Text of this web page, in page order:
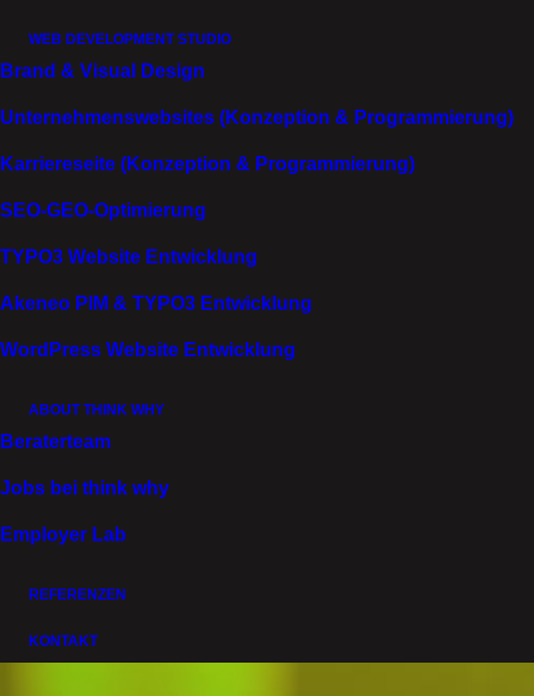
WEB DEVELOPMENT STUDIO
Brand & Visual Design
Unternehmenswebsites (Konzeption & Programmierung)
Karriereseite (Konzeption & Programmierung)
SEO-GEO-Optimierung
TYPO3 Website Entwicklung
Akeneo PIM & TYPO3 Entwicklung
WordPress Website Entwicklung
ABOUT THINK WHY
Beraterteam
Jobs bei think why
Employer Lab
REFERENZEN
KONTAKT
WIR VERBINDEN
KOMMUNIKATION UND
TECHNOLOGIE ZU EINER
WIRKSAMEN
Eine starke Arbeitgebermarke entsteht nicht allein
Führung, Zusammenarbeit, Veränderung und den
hier begleiten wir mittelständische Unternehmen, an